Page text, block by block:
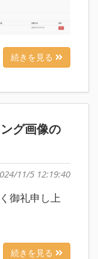
続きを見る
グ画像の
11/5 12:19:40
御礼申し上
続きを見る